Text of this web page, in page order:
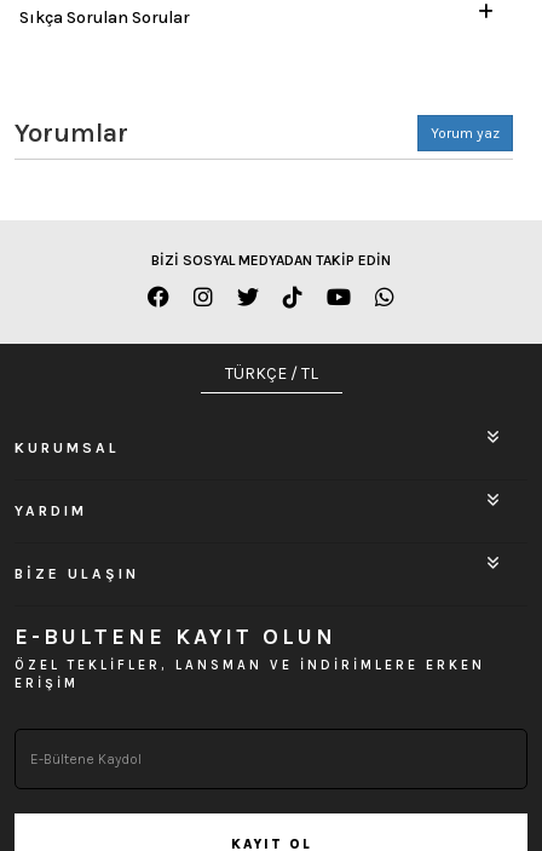
Sıkça Sorulan Sorular
Yorumlar Yorum yaz
BİZİ SOSYAL MEDYADAN TAKİP EDİN
TÜRKÇE / TL
KURUMSAL
YARDIM
BİZE ULAŞIN
E-BULTENE KAYIT OLUN
ÖZEL TEKLİFLER, LANSMAN VE İNDİRİMLERE ERKEN
ERİŞİM
KAYIT OL